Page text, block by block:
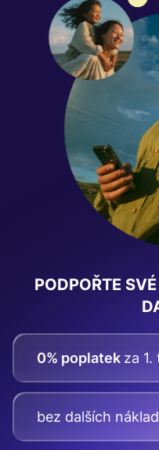
PODPOŘTE
0% poplatek za
bez dalších